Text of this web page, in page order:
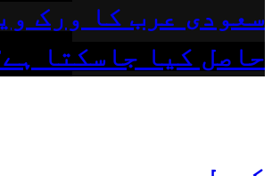
سعودی عرب کا ورک
حاصل کیا جاسکتا